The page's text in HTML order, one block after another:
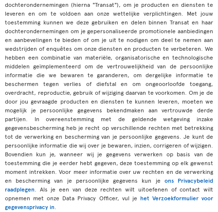
dochterondernemingen (hierna "Transat"), om je producten en diensten te
leveren en om te voldoen aan onze wettelijke verplichtingen. Met jouw
toestemming kunnen we deze gebruiken en delen binnen Transat en haar
dochterondernemingen om je gepersonaliseerde promotionele aanbiedingen
en aanbevelingen te bieden of om je uit te nodigen om deel te nemen aan
wedstrijden of enquêtes om onze diensten en producten te verbeteren. We
hebben een combinatie van materiële, organisatorische en technologische
middelen geïmplementeerd om de vertrouwelijkheid van de persoonlijke
informatie die we bewaren te garanderen, om dergelijke informatie te
beschermen tegen verlies of diefstal en om ongeoorloofde toegang,
overdracht, reproductie, gebruik of wijziging daarvan te voorkomen. Om je de
door jou gevraagde producten en diensten te kunnen leveren, moeten we
mogelijk je persoonlijke gegevens bekendmaken aan vertrouwde derde
partijen. In overeenstemming met de geldende wetgeving inzake
gegevensbescherming heb je recht op verschillende rechten met betrekking
tot de verwerking en bescherming van je persoonlijke gegevens. Je kunt de
persoonlijke informatie die wij over je bewaren, inzien, corrigeren of wijzigen.
Bovendien kun je, wanneer wij je gegevens verwerken op basis van de
toestemming die je eerder hebt gegeven, deze toestemming op elk gewenst
moment intrekken. Voor meer informatie over uw rechten en de verwerking
en bescherming van je persoonlijke gegevens kun je ons Privacybeleid
raadplegen . Als je een van deze rechten wilt uitoefenen of contact wilt
opnemen met onze Data Privacy Officer, vul je het Verzoekformulier voor
gegevensprivacy in